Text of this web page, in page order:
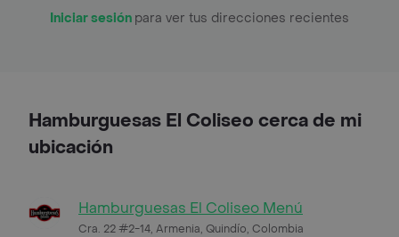
Iniciar sesión para ver tus direcciones recientes
Hamburguesas El Coliseo cerca de mi
ubicación
Hamburguesas El Coliseo Menú
Cra. 22 #2-14, Armenia, Quindío, Colombia